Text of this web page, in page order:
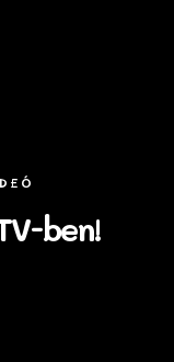
ben!